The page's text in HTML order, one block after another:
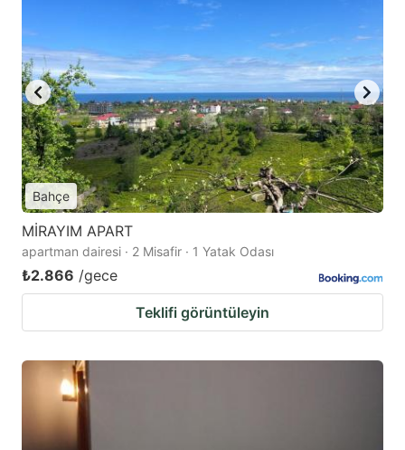
Bahçe
MİRAYIM APART
apartman dairesi · 2 Misafir · 1 Yatak Odası
₺2.866 /gece
Teklifi görüntüleyin